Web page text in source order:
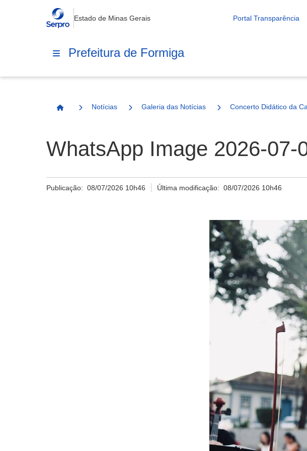
Estado de Minas Gerais Portal Transparência
Prefeitura de Formiga
Página Inicial
Notícias Galeria das Notícias Concerto Didático da
WhatsApp Image 2026-07-
Publicação: 08/07/2026 10h46 Última modificação:08/07/2026 10h46